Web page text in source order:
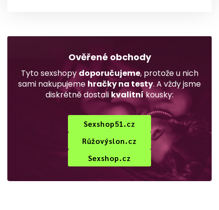
Ověřené obchody
Tyto sexshopy doporučujeme, protože u nich
sami nakupujeme hračky na testy. A vždy jsme
diskrétně dostali kvalitníkousky:
Sexshop51.cz
Růžovýslon.cz
Sexshop.cz